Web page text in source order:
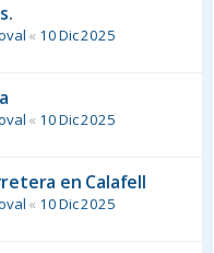
« 10 Dic 2025
« 10 Dic 2025
en Calafell
« 10 Dic 2025